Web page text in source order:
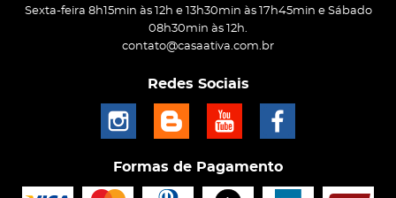
Sexta-feira 8h15min às 12h e 13h30min às 17h45min e Sábado
08h30min às 12h.
contato@casaativa.com.br
Redes Sociais
Formas de Pagamento